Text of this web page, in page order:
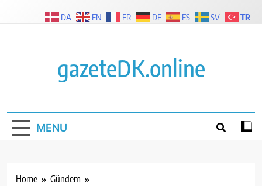
gazeteDK.online
MENU
Home
Gündem
DA EN FR DE ES SV TR